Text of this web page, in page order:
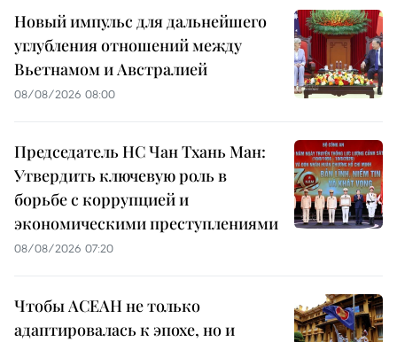
Новый импульс для дальнейшего
углубления отношений между
Вьетнамом и Австралией
08/08/2026 08:00
Председатель НС Чан Тхань Ман:
Утвердить ключевую роль в
борьбе с коррупцией и
экономическими преступлениями
08/08/2026 07:20
Чтобы АСЕАН не только
адаптировалась к эпохе, но и